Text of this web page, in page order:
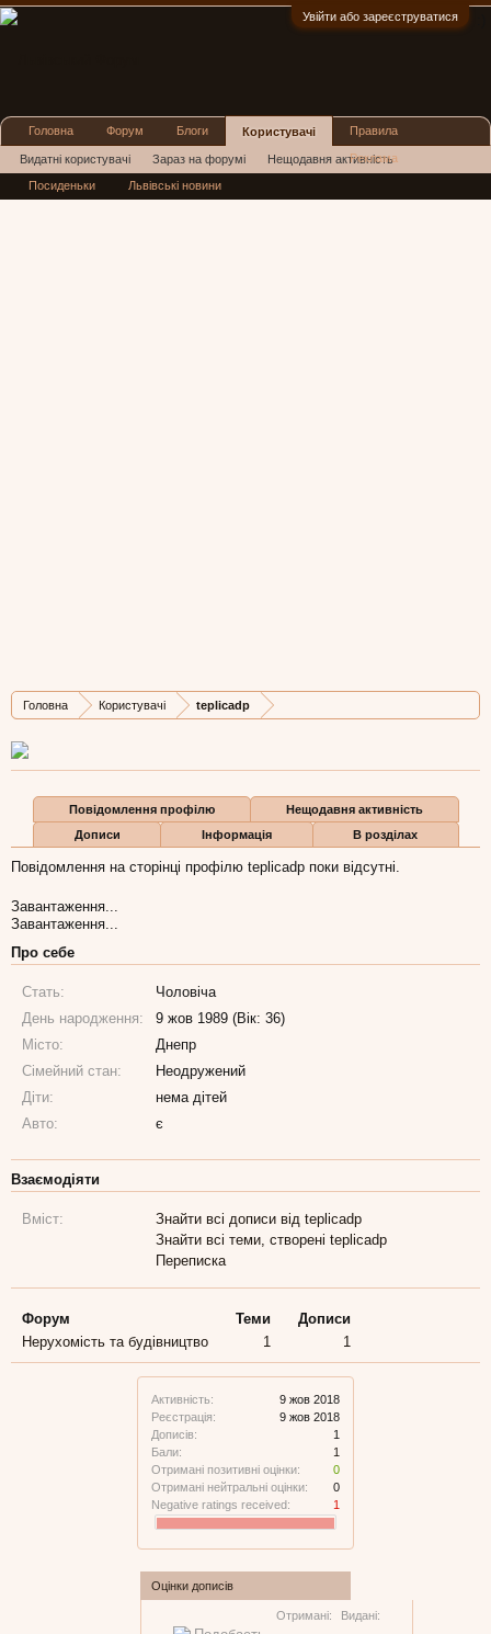
Увійти або зареєструватися
Головна Користувачі teplicadp
Активність:
9 жов 2018
Реєстрація:
9 жов 2018
Дописів:
1
Бали:
1
Отримані позитивні оцінки:
0
Отримані нейтральні оцінки:
0
Negative ratings received:
1
Оцінки дописів
Отримані: Видані:
Дописів
1
Карма
0
Бали
1
Повідомлення профілю
Нещодавня активність
Дописи
Інформація В розділах
Повідомлення на сторінці профілю teplicadp поки відсутні.
Завантаження...
Завантаження...
Про себе
Стать:
Чоловіча
День народження:
9 жов 1989 (Вік: 36)
Місто:
Днепр
Сімейний стан:
Неодружений
Діти:
нема дітей
Авто:
є
Взаємодіяти
Вміст:
Знайти всі дописи від teplicadp
Знайти всі теми, створені teplicadp
Переписка
Форум Теми
Дописи
Нерухомість та будівництво
1 1
Головна Форум Блоги Користувачі
Видатні користувачі Зараз на форумі Нещодавня активність
Нові повідомлення профілю
Правила
Реклама
Посиденьки Львівські новини